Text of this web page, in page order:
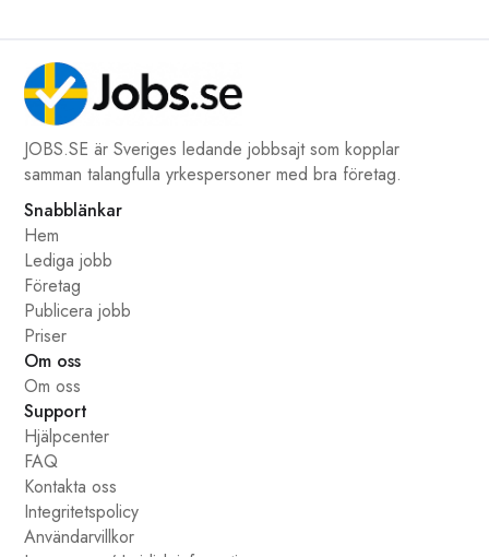
JOBS.SE är Sveriges ledande jobbsajt som kopplar
samman talangfulla yrkespersoner med bra företag.
Snabblänkar
Hem
Lediga jobb
Företag
Publicera jobb
Priser
Om oss
Om oss
Support
Hjälpcenter
FAQ
Kontakta oss
Integritetspolicy
Användarvillkor